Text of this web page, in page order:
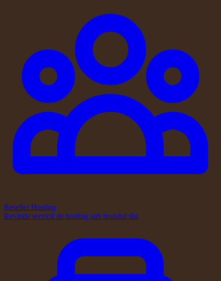
Reseller Hosting
Revinde servicii de hosting sub brandul tău